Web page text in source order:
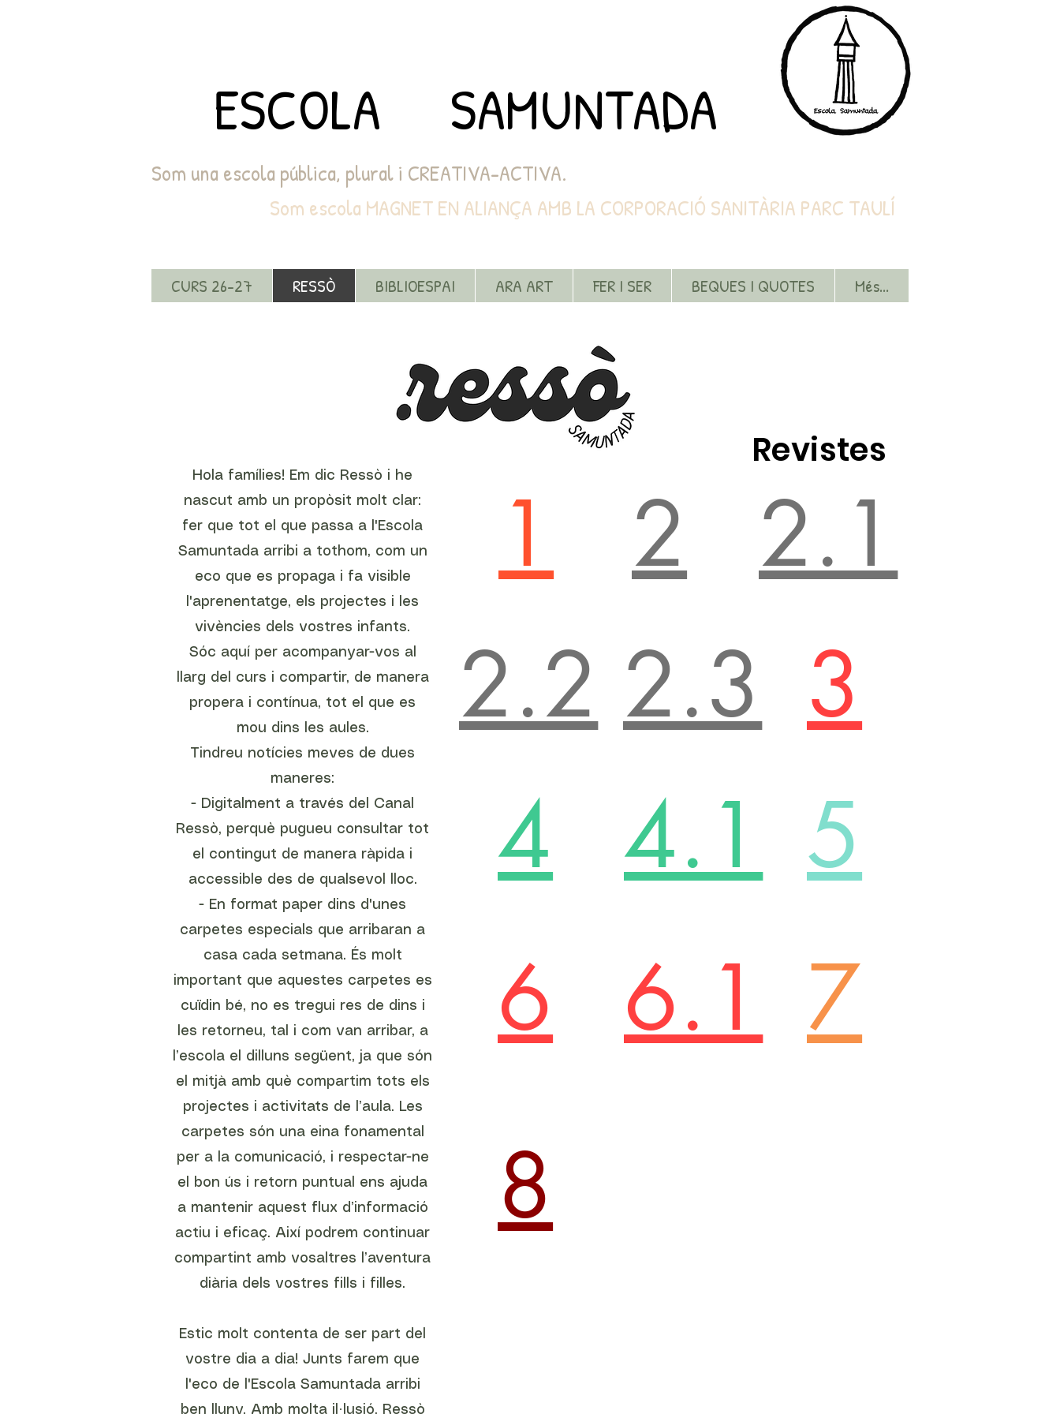
ESCOLA SAMUNTADA
Som una escola pública, plural i CREATIVA-ACTIVA.
Som escola MAGNET EN ALIANÇA AMB LA CORPORACIÓ SANITÀRIA PARC TAULÍ
CURS 26-27 RESSÒ BIBLIOESPAI ARA ART FER I SER BEQUES I QUOTES Més...
Hola famílies! Em dic Ressò i he
nascut amb un propòsit molt clar:
fer que tot el que passa a l'Escola
Samuntada arribi a tothom, com un
eco que es propaga i fa visible
l'aprenentatge, els projectes i les
vivències dels vostres infants.
Sóc aquí per acompanyar-vos al
llarg del curs i compartir, de manera
propera i contínua, tot el que es
mou dins les aules.
Tindreu notícies meves de dues
maneres:
- Digitalment a través del Canal
Ressò, perquè pugueu consultar tot
el contingut de manera ràpida i
accessible des de qualsevol lloc.
- En format paper dins d'unes
carpetes especials que arribaran a
casa cada setmana. És molt
important que aquestes carpetes es
cuïdin bé, no es tregui res de dins i
les retorneu, tal i com van arribar, a
l’escola el dilluns següent, ja que són
el mitjà amb què compartim tots els
projectes i activitats de l’aula. Les
carpetes són una eina fonamental
per a la comunicació, i respectar-ne
el bon ús i retorn puntual ens ajuda
a mantenir aquest flux d’informació
actiu i eficaç. Així podrem continuar
compartint amb vosaltres l’aventura
diària dels vostres fills i filles.
Estic molt contenta de ser part del
vostre dia a dia! Junts farem que
l'eco de l'Escola Samuntada arribi
ben lluny. Amb molta il·lusió, Ressò
1
2.2
4
2
2.1
2.3
4.1
3
5
6
6.1
7
8
Revistes